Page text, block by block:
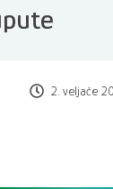
2. veljače